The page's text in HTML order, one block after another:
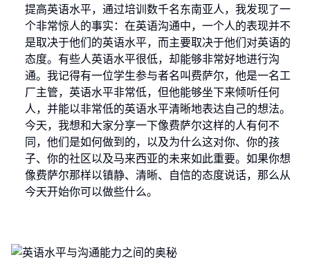
提高英语水平，通过培训数千名东南亚人，我发现了一
个非常惊人的事实：在英语沟通中，一个人的表现并不
是取决于他们的英语水平，而主要取决于他们对英语的
态度。有些人英语水平很低，却能够非常好地进行沟
通。我记得有一位学生参与者名叫费萨尔，他是一名工
厂主管，英语水平非常低，但他能够坐下来倾听任何
人，并能以非常低的英语水平清晰地表达自己的想法。
今天，我想和大家分享一下像费萨尔这样的人有何不
同，他们是如何做到的，以及为什么这对你、你的孩
子、你的社区以及马来西亚的未来如此重要。如果你想
像费萨尔那样以镇静、清晰、自信的态度说话，那么从
今天开始你可以做些什么。